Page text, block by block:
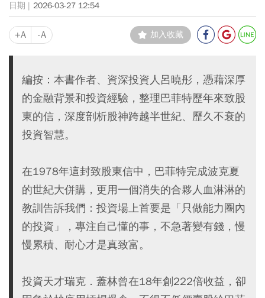
2026-03-27 12:54
+A -A 加入收藏
編按：本書作者、資深投資人呂曉彤，憑藉深厚
的金融背景和投資經驗，整理巴菲特歷年來致股
東的信，深度剖析股神跨越半世紀、歷久不衰的
投資智慧。
在1978年這封致股東信中，巴菲特完成波克夏
的世紀大併購，更用一個消失的合夥人血淋淋的
教訓告訴我們：投資場上首要是「只做能力圈內
的投資」，專注自己懂的事，不急著變有錢，慢
慢累積、耐心才是真致富。
投資天才瑞克．蓋林曾在18年創222倍收益，卻